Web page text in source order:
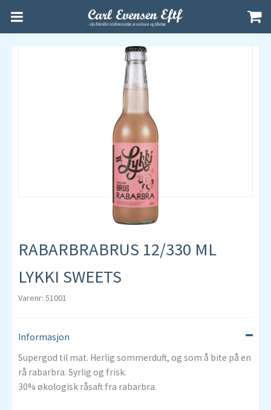
RABARBRABRUS 12/330 ML
LYKKI SWEETS
Varenr: 51001
Informasjon
Supergod til mat. Herlig sommerduft, og som å bite på en
rå rabarbra. Syrlig og frisk.
30% økologisk råsaft fra rabarbra.